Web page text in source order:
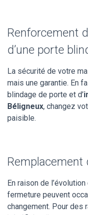
Renforcement
d’une porte
La sécurité de votre
mais une garantie. En
blindage de porte et d’
Béligneux, changez
paisible.
Remplacement
En raison de
fermeture peuvent
changement. Pour des